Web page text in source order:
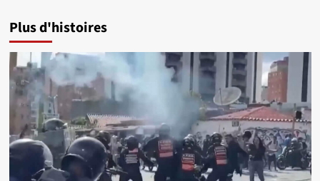
Plus d'histoires